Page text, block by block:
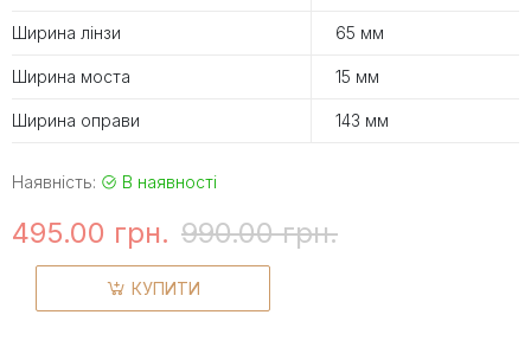
Ширина лінзи 65 мм
Ширина моста 15 мм
Ширина оправи 143 мм
Наявність: В наявності
495.00 грн. 990.00 грн.
КУПИТИ